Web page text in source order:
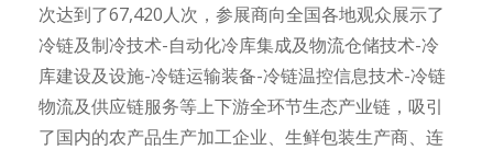
次达到了67,420人次，参展商向全国各地观众展示了
冷链及制冷技术-自动化冷库集成及物流仓储技术-冷
库建设及设施-冷链运输装备-冷链温控信息技术-冷链
物流及供应链服务等上下游全环节生态产业链，吸引
了国内的农产品生产加工企业、生鲜包装生产商、连